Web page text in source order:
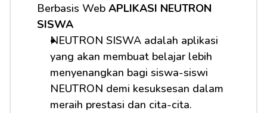
Berbasis Web APLIKASI NEUTRON
SISWA
NEUTRON SISWA adalah aplikasi
yang akan membuat belajar lebih
menyenangkan bagi siswa-siswi
NEUTRON demi kesuksesan dalam
meraih prestasi dan cita-cita.